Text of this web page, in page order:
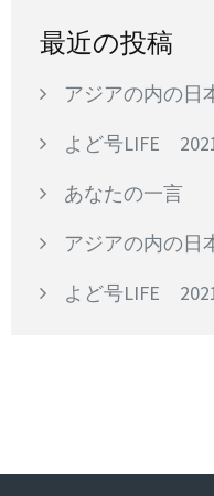
最近の投稿
アジアの内の
よど号LIFE
あなたの一言
アジアの内の
よど号LIFE